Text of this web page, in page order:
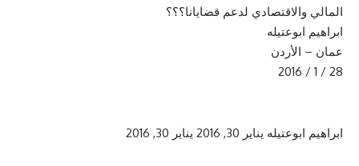
المالي والاقتصادي لدعم قضايانا؟؟؟
ابراهيم ابوعتيله
عمان – الأردن
28 / 1 / 2016
ابراهيم ابوعتيله يناير 30, 2016 يناير 30, 2016